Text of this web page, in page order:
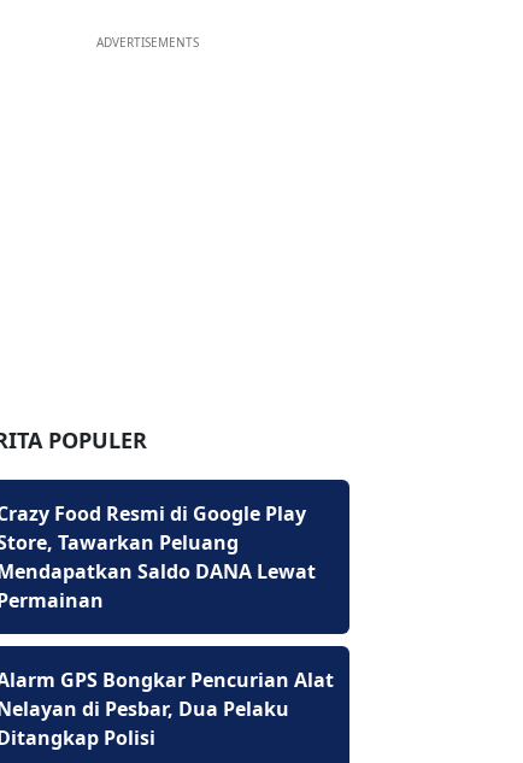
ADVERTISEMENTS
POPULER
Food Resmi di Google Play
Tawarkan Peluang
Saldo DANA Lewat
GPS Bongkar Pencurian Alat
di Pesbar, Dua Pelaku
Polisi